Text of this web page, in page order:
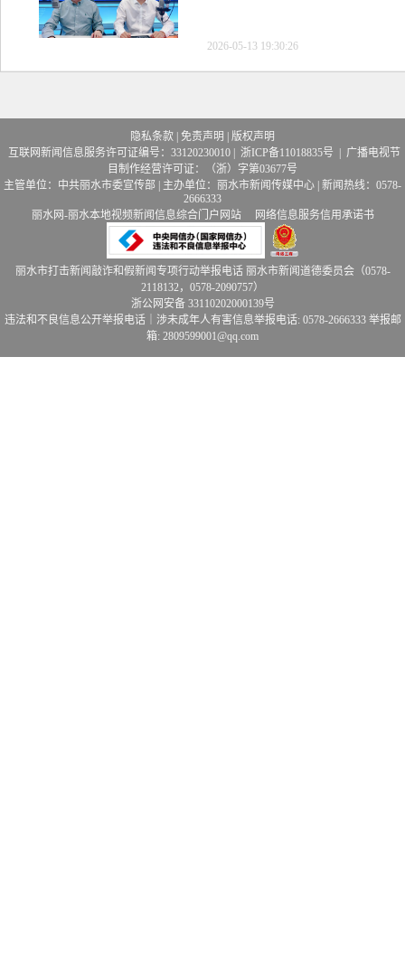
2026-05-13 19:30:26
隐私条款 免责声明
版权声明
互联网新闻信息服务许可证编号：33120230010 | 浙ICP备11018835号
| 广播电视节
目制作经营许可证：（浙）字第03677号
主管单位：中共丽水市委宣传部 | 主办单位：丽水市新闻传媒中心 | 新闻热线：0578-
2666333
丽水网-丽水本地视频新闻信息综合门户网站
网络信息服务信用承诺书
丽水市打击新闻敲诈和假新闻专项行动举报电话 丽水市新闻道德委员会（0578-
2118132，0578-2090757）
浙公网安备 33110202000139号
违法和不良信息公开举报电话｜涉未成年人有害信息举报电话: 0578-2666333举报邮
箱: 2809599001@qq.com